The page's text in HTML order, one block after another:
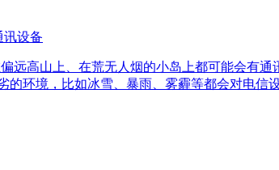
讯设备
偏远高山上、在荒无人烟的小岛上都可能会有
境，比如冰雪、暴雨、雾霾等都会对电信